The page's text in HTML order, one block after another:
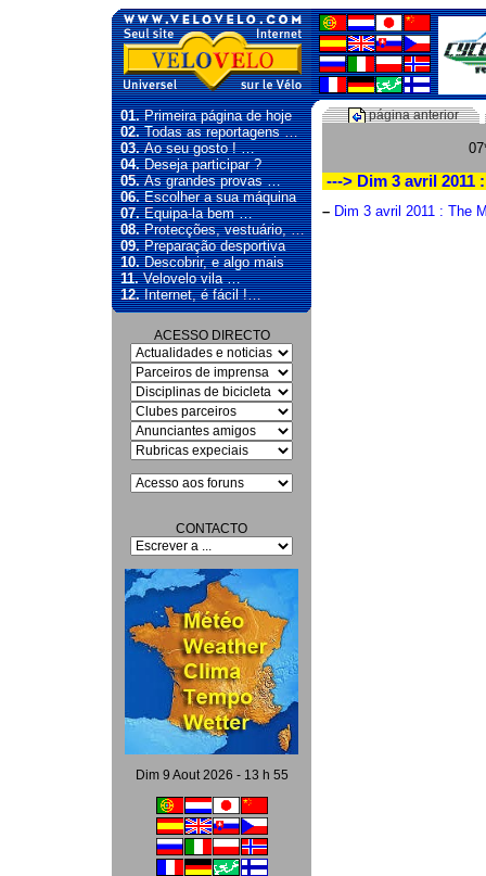
01.Primeira página de hoje
02.Todas as reportagens …
03.Ao seu gosto ! …
04.Deseja participar ?
05.As grandes provas …
06.Escolher a sua máquina
07.Equipa-la bem …
08.Protecções, vestuário, …
09.Preparação desportiva
10.Descobrir, e algo mais
11.Velovelo vila …
12.Internet, é fácil !…
ACESSO DIRECTO
CONTACTO
Dim 9 Aout 2026 - 13 h 55
página anterior
---> Dim 3 avril 2011
– Dim 3 avril 2011 : The